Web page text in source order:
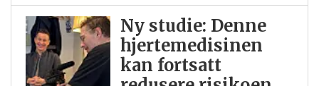
Ny studie: Denne
hjertemedisinen
kan fortsatt